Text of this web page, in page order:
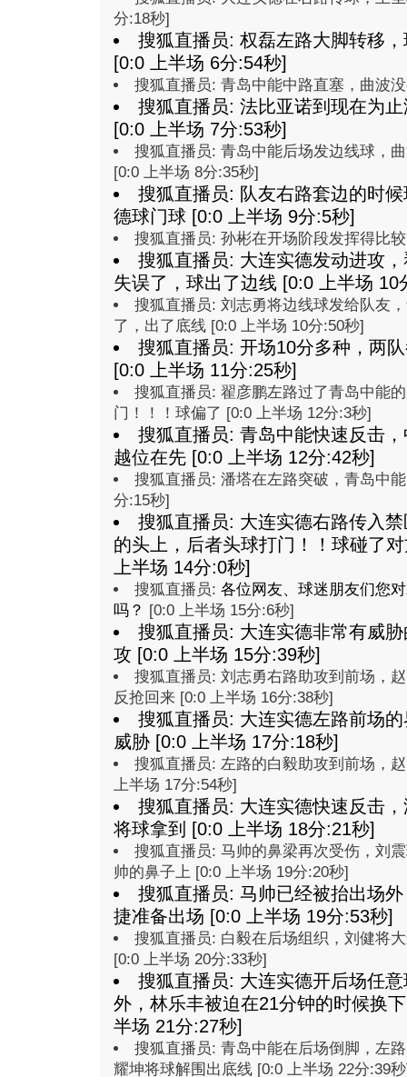
分:18秒]
搜狐直播员: 权磊左路大脚转移
[0:0 上半场 6分:54秒]
搜狐直播员: 青岛中能中路直塞，曲波
搜狐直播员: 法比亚诺到现在为
[0:0 上半场 7分:53秒]
搜狐直播员: 青岛中能后场发边线球，
[0:0 上半场 8分:35秒]
搜狐直播员: 队友右路套边的时
德球门球 [0:0 上半场 9分:5秒]
搜狐直播员: 孙彬在开场阶段发挥得比
搜狐直播员: 大连实德发动进攻
失误了，球出了边线 [0:0 上半场 10
搜狐直播员: 刘志勇将边线球发给队友
了，出了底线 [0:0 上半场 10分:50秒]
搜狐直播员: 开场10分多种，两
[0:0 上半场 11分:25秒]
搜狐直播员: 翟彦鹏左路过了青岛中能
门！！！球偏了 [0:0 上半场 12分:3秒]
搜狐直播员: 青岛中能快速反击
越位在先 [0:0 上半场 12分:42秒]
搜狐直播员: 潘塔在左路突破，青岛中
分:15秒]
搜狐直播员: 大连实德右路传入
的头上，后者头球打门！！球碰了
上半场 14分:0秒]
搜狐直播员: 各位网友、球迷朋友们您
吗？ [0:0 上半场 15分:6秒]
搜狐直播员: 大连实德非常有威
攻 [0:0 上半场 15分:39秒]
搜狐直播员: 刘志勇右路助攻到前场，
反抢回来 [0:0 上半场 16分:38秒]
搜狐直播员: 大连实德左路前场
威胁 [0:0 上半场 17分:18秒]
搜狐直播员: 左路的白毅助攻到前场，
上半场 17分:54秒]
搜狐直播员: 大连实德快速反击
将球拿到 [0:0 上半场 18分:21秒]
搜狐直播员: 马帅的鼻梁再次受伤，刘
帅的鼻子上 [0:0 上半场 19分:20秒]
搜狐直播员: 马帅已经被抬出场
捷准备出场 [0:0 上半场 19分:53秒]
搜狐直播员: 白毅在后场组织，刘健将
[0:0 上半场 20分:33秒]
搜狐直播员: 大连实德开后场任
外，林乐丰被迫在21分钟的时候换
半场 21分:27秒]
搜狐直播员: 青岛中能在后场倒脚，左
耀坤将球解围出底线 [0:0 上半场 22分:39